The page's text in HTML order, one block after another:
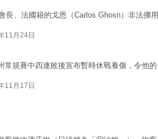
長、法國籍的戈恩（Carlos Ghosn）非法挪用
11月24日
常規賽中四連敗後宣布暫時休戰養傷，令他的
11月17日